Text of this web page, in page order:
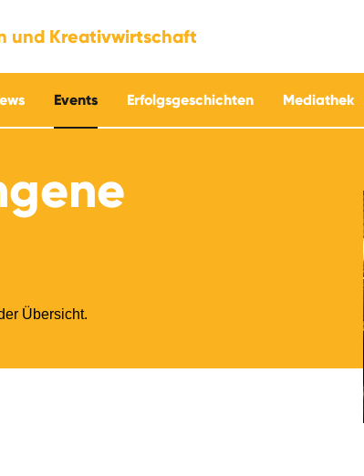
und Kreativwirtschaft
Events Erfolgsgeschichten Mediathek
Übersicht.